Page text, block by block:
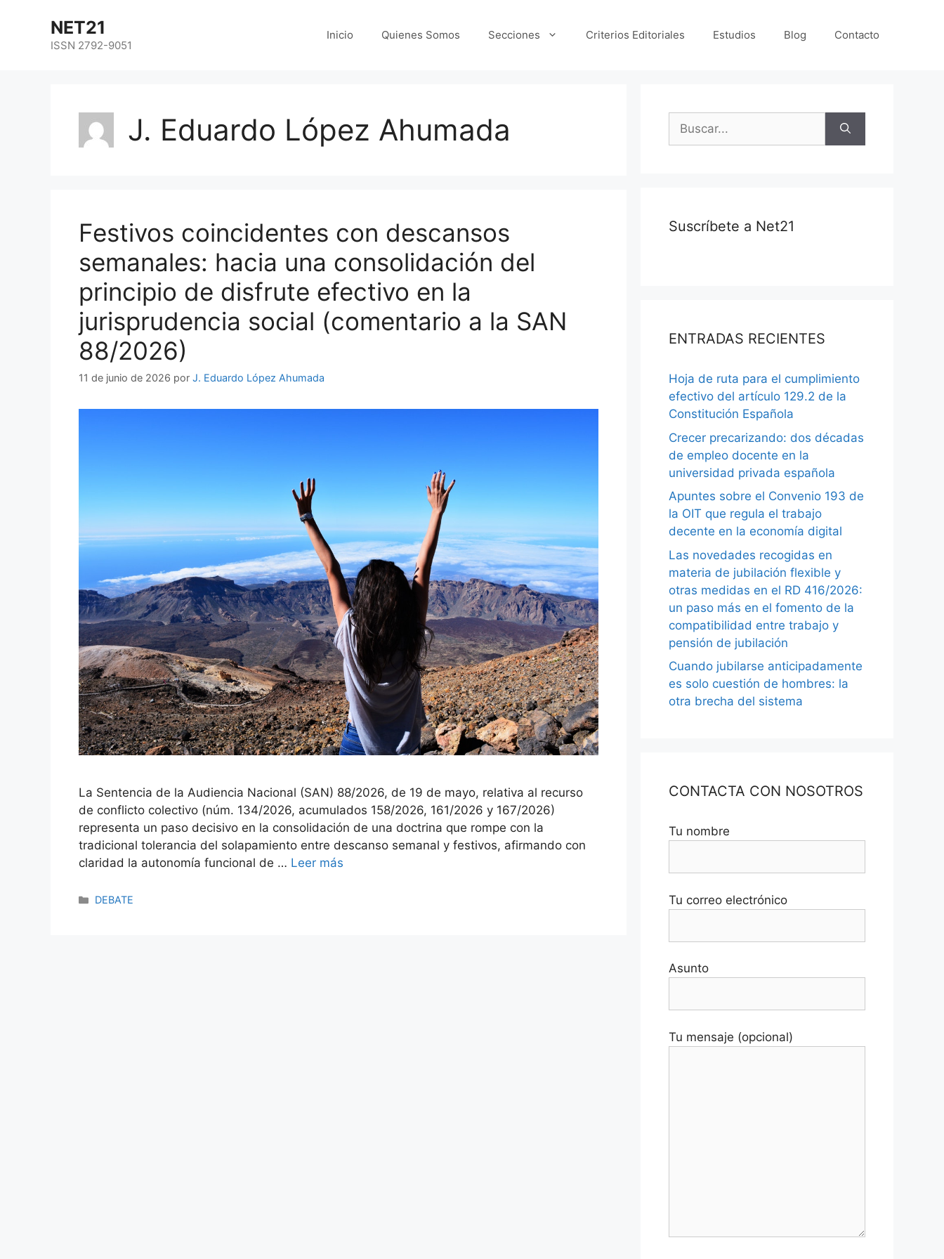
NET21
ISSN 2792-9051
Inicio Quienes Somos Secciones Criterios Editoriales Estudios Blog Contacto
J. Eduardo López Ahumada
Festivos coincidentes con descansos
semanales: hacia una consolidación del
principio de disfrute efectivo en la
jurisprudencia social (comentario a la SAN
88/2026)
11 de junio de 2026 por J. Eduardo López Ahumada
La Sentencia de la Audiencia Nacional (SAN) 88/2026, de 19 de mayo, relativa al recurso
de conflicto colectivo (núm. 134/2026, acumulados 158/2026, 161/2026 y 167/2026)
representa un paso decisivo en la consolidación de una doctrina que rompe con la
tradicional tolerancia del solapamiento entre descanso semanal y festivos, afirmando con
claridad la autonomía funcional de … Leer más
DEBATE
Suscríbete a Net21
ENTRADAS RECIENTES
Hoja de ruta para el cumplimiento
efectivo del artículo 129.2 de la
Constitución Española
Crecer precarizando: dos décadas
de empleo docente en la
universidad privada española
Apuntes sobre el Convenio 193 de
la OIT que regula el trabajo
decente en la economía digital
Las novedades recogidas en
materia de jubilación flexible y
otras medidas en el RD 416/2026:
un paso más en el fomento de la
compatibilidad entre trabajo y
pensión de jubilación
Cuando jubilarse anticipadamente
es solo cuestión de hombres: la
otra brecha del sistema
CONTACTA CON NOSOTROS
Tu nombre
Tu correo electrónico
Asunto
Tu mensaje (opcional)